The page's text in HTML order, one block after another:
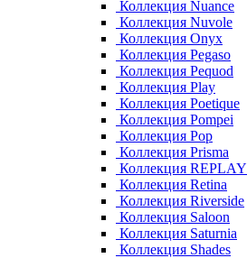
Коллекция Nuance
Коллекция Nuvole
Коллекция Onyx
Коллекция Pegaso
Коллекция Pequod
Коллекция Play
Коллекция Poetique
Коллекция Pompei
Коллекция Pop
Коллекция Prisma
Коллекция REPLAY
Коллекция Retina
Коллекция Riverside
Коллекция Saloon
Коллекция Saturnia
Коллекция Shades